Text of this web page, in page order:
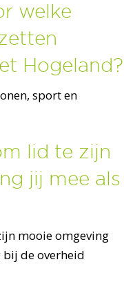
welke
Hogeland?
sport en
lid te zijn
jij mee als
mooie omgeving
bij de overheid